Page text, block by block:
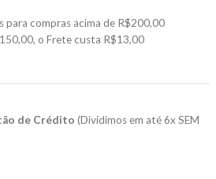
para compras acima de R$200,00
o Frete custa R$13,00
de Crédito (Dividimos em até 6x SEM